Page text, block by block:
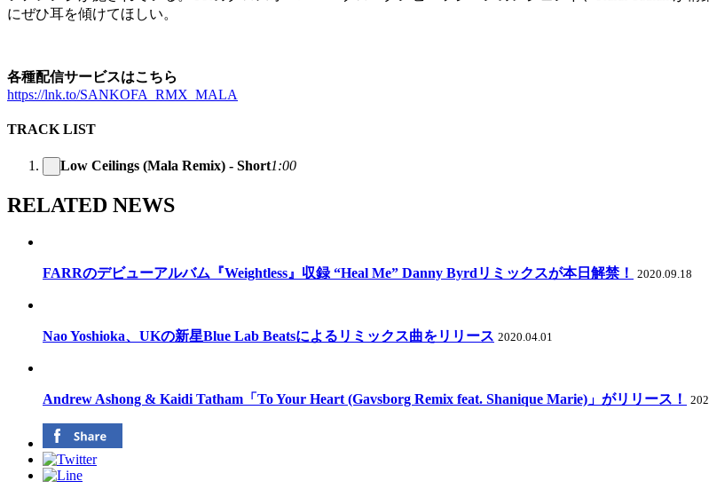
にぜひ耳を傾けてほしい。
各種配信サービスはこちら
https://lnk.to/SANKOFA_RMX_MALA
TRACK LIST
Low Ceilings (Mala Remix) - Short1:00
RELATED NEWS
FARRのデビューアルバム『Weightless』収録 “Heal Me” Danny Byrdリミックスが本日解禁！ 2020.09.18
Nao Yoshioka、UKの新星Blue Lab Beatsによるリミックス曲をリリース 2020.04.01
Andrew Ashong & Kaidi Tatham「To Your Heart (Gavsborg Remix feat. Shanique Marie)」がリリース！